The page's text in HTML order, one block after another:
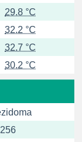
29.8 °C
32.2 °C
32.7 °C
30.2 °C